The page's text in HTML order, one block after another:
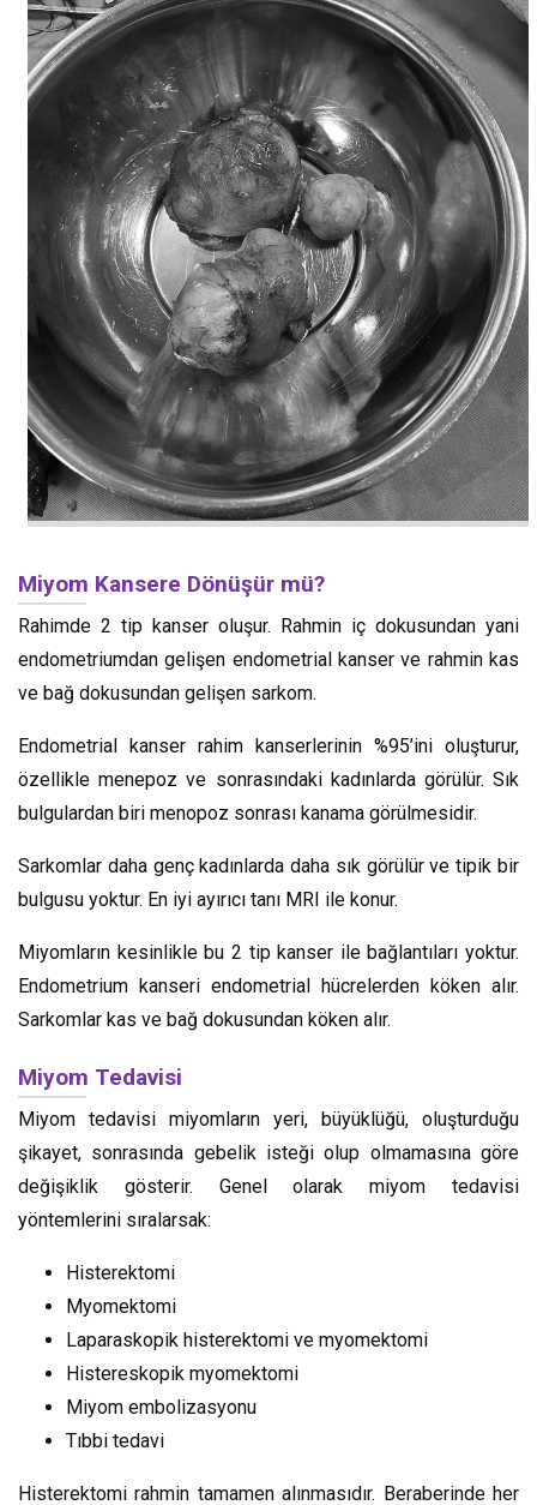
Miyom Kansere Dönüşür mü?
Rahimde 2 tip kanser oluşur. Rahmin iç dokusundan yani
endometriumdan gelişen endometrial kanser ve rahmin kas
ve bağ dokusundan gelişen sarkom.
Endometrial kanser rahim kanserlerinin %95’ini oluşturur,
özellikle menepoz ve sonrasındaki kadınlarda görülür. Sık
bulgulardan biri menopoz sonrası kanama görülmesidir.
Sarkomlar daha genç kadınlarda daha sık görülür ve tipik bir
bulgusu yoktur. En iyi ayırıcı tanı MRI ile konur.
Miyomların kesinlikle bu 2 tip kanser ile bağlantıları yoktur.
Endometrium kanseri endometrial hücrelerden köken alır.
Sarkomlar kas ve bağ dokusundan köken alır.
Miyom Tedavisi
Miyom tedavisi miyomların yeri, büyüklüğü, oluşturduğu
şikayet, sonrasında gebelik isteği olup olmamasına göre
değişiklik gösterir. Genel olarak miyom tedavisi
yöntemlerini sıralarsak:
Histerektomi
Myomektomi
Laparaskopik histerektomi ve myomektomi
Histereskopik myomektomi
Miyom embolizasyonu
Tıbbi tedavi
Histerektomi rahmin tamamen alınmasıdır. Beraberinde her